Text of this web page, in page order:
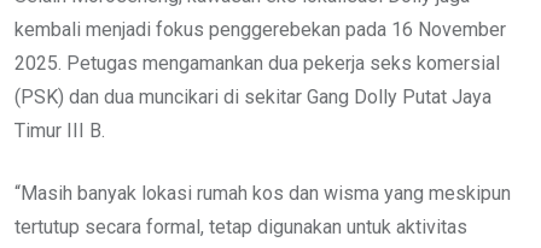
kembali menjadi fokus penggerebekan pada 16 November
2025. Petugas mengamankan dua pekerja seks komersial
(PSK) dan dua muncikari di sekitar Gang Dolly Putat Jaya
Timur III B.
“Masih banyak lokasi rumah kos dan wisma yang meskipun
tertutup secara formal, tetap digunakan untuk aktivitas